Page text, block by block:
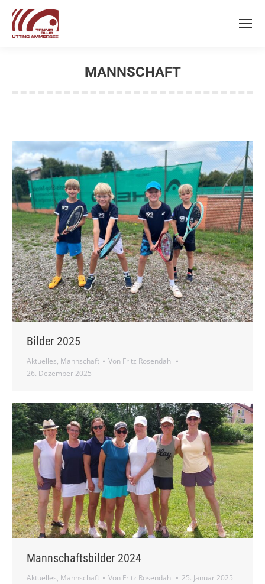
MANNSCHAFT
Bilder 2025
Aktuelles, Mannschaft Von Fritz Rosendahl
26. Dezember 2025
Mannschaftsbilder 2024
Aktuelles, Mannschaft Von Fritz Rosendahl 25. Januar 2025